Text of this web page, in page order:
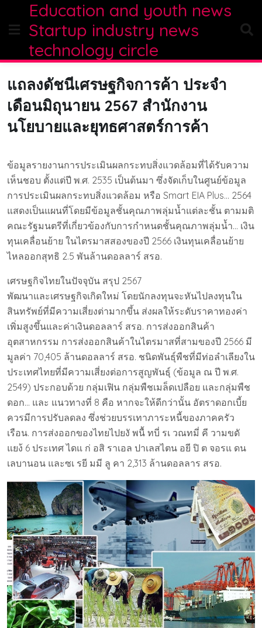
content
Education and youth news
Startup industry news
technology circle
แถลงดัชนีเศรษฐกิจการค้า ประจำ
เดือนมิถุนายน 2567 สำนักงาน
นโยบายและยุทธศาสตร์การค้า
ข้อมูลรายงานการประเมินผลกระทบสิ่งแวดล้อมที่ได้รับความ
เห็นชอบ ตั้งแต่ปี พ.ศ. 2535 เป็นต้นมา ซึ่งจัดเก็บในศูนย์ข้อมูล
การประเมินผลกระทบสิ่งแวดล้อม หรือ Smart EIA Plus… 2564
แสดงเป็นแผนที่โดยมีข้อมูลชั้นคุณภาพลุ่มน้ำแต่ละชั้น ตามมติ
คณะรัฐมนตรีที่เกี่ยวข้องกับการกำหนดชั้นคุณภาพลุ่มน้ำ… เงิน
ทุนเคลื่อนย้าย ในไตรมาสสองของปี 2566 เงินทุนเคลื่อนย้าย
ไหลออกสุทธิ 2.5 พันล้านดอลลาร์ สรอ.
เศรษฐกิจไทยในปัจจุบัน สรุป 2567
พัฒนาและเศรษฐกิจเกิดใหม่ โดยนักลงทุนจะหันไปลงทุนใน
สินทรัพย์ที่มีความเสี่ยงต่ามากขึ้น ส่งผลให้ระดับราคาทองค่า
เพิ่มสูงขึ้นและค่าเงินดอลลาร์ สรอ. การส่งออกสินค้า
อุตสาหกรรม การส่งออกสินค้าในไตรมาสที่สามของปี 2566 มี
มูลค่า 70,405 ล้านดอลลาร์ สรอ. ชนิดพันธุ์พืชที่มีท่อลำเลียงใน
ประเทศไทยที่มีความเสี่ยงต่อการสูญพันธุ์ (ข้อมูล ณ ปี พ.ศ.
2549) ประกอบด้วย กลุ่มเฟิน กลุ่มพืชเมล็ดเปลือย และกลุ่มพืช
ดอก… และ แนวทางที่ 8 คือ หากจะให้ดีกว่านั้น อัตราดอกเบี้ย
ควรมีการปรับลดลง ซึ่งช่วยบรรเทาภาระหนี้ของภาคครัว
เรือน. การส่งออกของไทยไปยงั พนื้ ทบี่ รเ วณทมี่ คี วามขดั
แยง้ 6 ประเทศ ไดแ ก่ อสิ ราเอล ปาเลสไตน อยี ปิ ต จอรแ ดน
เลบานอน และซเ รยี มมี ลู คา 2,313 ล้านดอลลาร สรอ.